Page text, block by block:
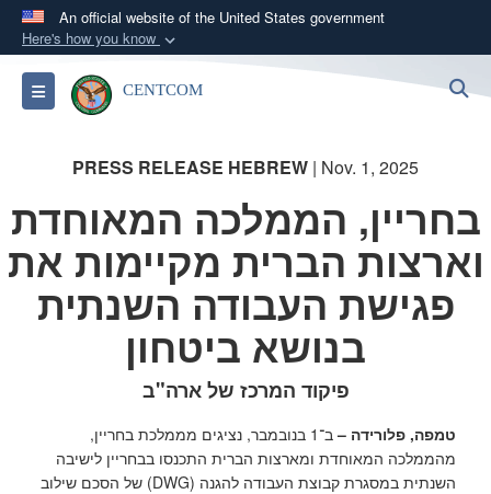
An official website of the United States government
Here's how you know
Official websites use .mil
A.milwebsite belongs to an official U.S.
States.
Secure .mil websites use HTTPS
means you’ve safely
connected to the .mil website. Share sensitive
information only on official, secure websites.
Toggle navigationCENTCOM
PRESS RELEASE HEBREW | Nov. 1, 2025
בחריין, הממלכה המאוחדת
וארצות הברית מקיימות את
פגישת העבודה השנתית
בנושא ביטחון
פיקוד המרכז של ארה"ב
טמפה, פלורידה –
ב־1 בנובמבר, נציגים מממלכת בחריין,
מהממלכה המאוחדת ומארצות הברית התכנסו בבחריין לישיבה
השנתית במסגרת קבוצת העבודה להגנה (DWG) של הסכם שילוב